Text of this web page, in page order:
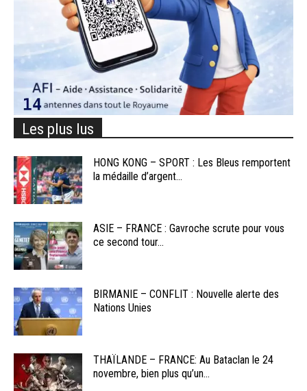
Les plus lus
HONG KONG – SPORT : Les Bleus remportent
la médaille d’argent...
ASIE – FRANCE : Gavroche scrute pour vous
ce second tour...
BIRMANIE – CONFLIT : Nouvelle alerte des
Nations Unies
THAÏLANDE – FRANCE: Au Bataclan le 24
novembre, bien plus qu’un...